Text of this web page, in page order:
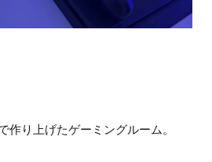
作り上げたゲーミングルーム。